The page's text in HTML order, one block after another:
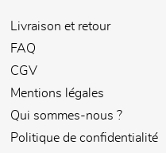
Livraison et retour
FAQ
CGV
Mentions légales
Qui sommes-nous ?
Politique de confidentialité